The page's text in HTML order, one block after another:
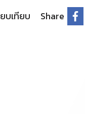
บเทียบ Share